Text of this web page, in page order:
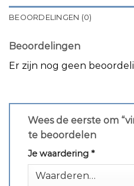
BEOORDELINGEN (0)
Beoordelingen
Er zijn nog geen
Wees de eerste om
te beoordelen
Je waardering *